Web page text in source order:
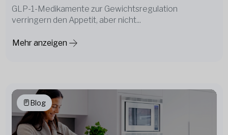
GLP-1-Medikamente zur Gewichtsregulation
verringern den Appetit, aber nicht...
Mehr anzeigen
Blog